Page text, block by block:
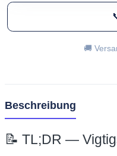
🚚
Beschreibung
📝 TL;DR —